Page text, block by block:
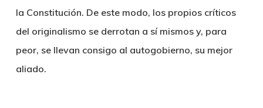
la Constitución. De este modo, los propios críticos
del originalismo se derrotan a sí mismos y, para
peor, se llevan consigo al autogobierno, su mejor
aliado.